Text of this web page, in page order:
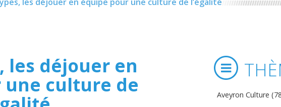
les déjouer en
culture de
Aveyron Culture